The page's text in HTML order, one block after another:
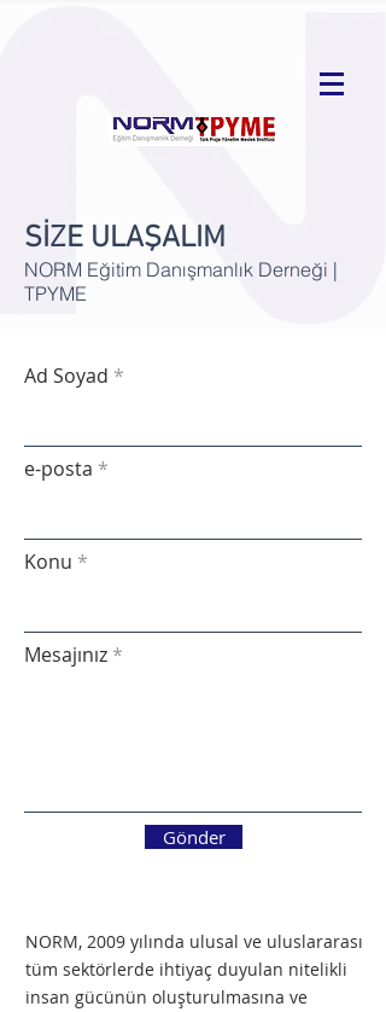
SİZE ULAŞALIM
NORM Eğitim Danışmanlık Derneği |
TPYME
Ad Soyad
e-posta
Konu
Mesajınız
Gönder
NORM, 2009 yılında ulusal ve uluslararası
tüm sektörlerde ihtiyaç duyulan nitelikli
insan gücünün oluşturulmasına ve